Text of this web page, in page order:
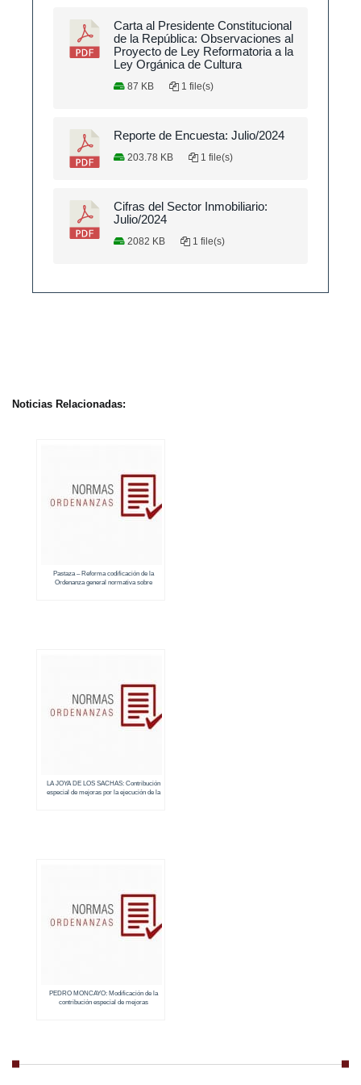
Carta al Presidente Constitucional
de la República: Observaciones al
Proyecto de Ley Reformatoria a la
Ley Orgánica de Cultura
87 KB 1 file(s)
Reporte de Encuesta: Julio/2024
203.78 KB 1 file(s)
Cifras del Sector Inmobiliario:
Julio/2024
2082 KB 1 file(s)
Noticias Relacionadas:
Pastaza – Reforma codificación de la
Ordenanza general normativa sobre
LA JOYA DE LOS SACHAS: Contribución
especial de mejoras por la ejecución de la
PEDRO MONCAYO: Modificación de la
contribución especial de mejoras